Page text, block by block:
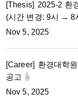
[Thesis] 2025-2 환
(시간 변경: 9시 → 8
Nov 5, 2025
[Career] 환경대학
공고
Nov 5, 2025